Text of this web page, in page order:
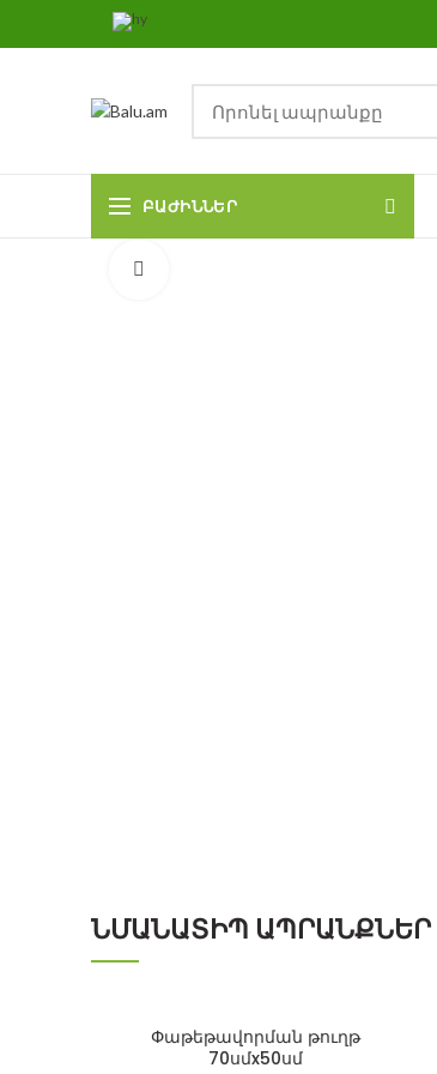
ԲԱԺԻՆՆԵՐ
ՆՄԱՆԱՏԻՊ ԱՊՐԱՆՔՆԵՐ
Փաթեթավորման թուղթ
70սմx50սմ